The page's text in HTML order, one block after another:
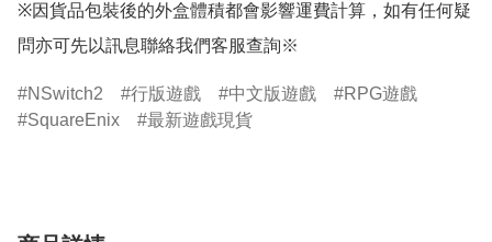
※因貨品包裝後的外盒體積都會影響運費計算，如有任何疑
問亦可先以訊息聯絡我們客服查詢※
NSwitch2 行版遊戲 中文版遊戲
RPG遊戲
SquareEnix
最新遊戲現貨